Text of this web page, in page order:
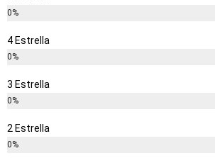
0%
4 Estrella
0%
3 Estrella
0%
2 Estrella
0%